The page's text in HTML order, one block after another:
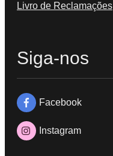
Livro de Reclamações
Siga-nos
Facebook
Instagram